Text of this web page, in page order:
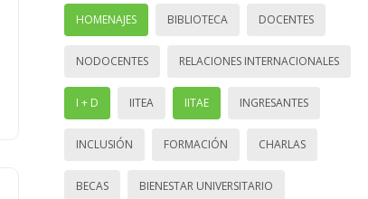
HOMENAJES BIBLIOTECA DOCENTES
NODOCENTES RELACIONES INTERNACIONALES
I + D IITEA IITAE INGRESANTES
INCLUSIÓN FORMACIÓN CHARLAS
BECAS BIENESTAR UNIVERSITARIO